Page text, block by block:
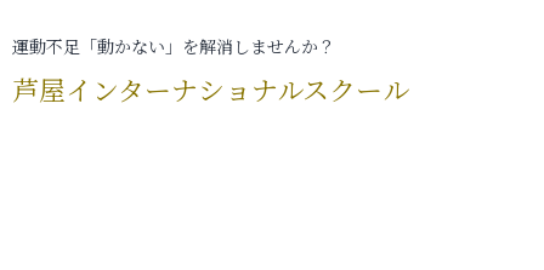
運動不足「動かない」を解消しませんか？
芦屋インターナショナルスクール